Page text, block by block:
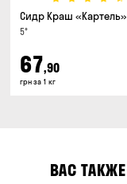
Сидр Краш «Картель»
5°
67,90
грн за 1 кг
ВАС